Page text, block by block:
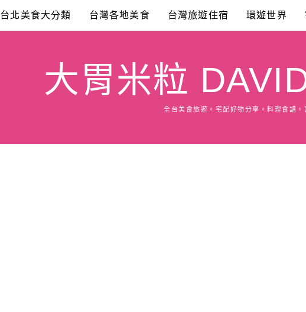
台北美食大分類 台灣各地美食 台灣旅遊住宿 環遊世界
大胃米粒
全台美食旅遊。宅配好物分享。料理食譜。